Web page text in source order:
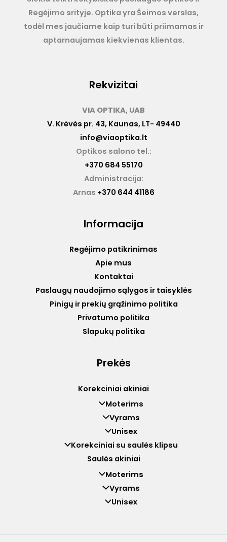
Regėjimo srityje. Optika yra Šeimos verslas,
todėl mes jaučiame kaip turi būti priimamas ir
aptarnaujamas kiekvienas klientas.
Rekvizitai
VIA OPTIKA, UAB
V. Krėvės pr. 43, Kaunas, LT- 49440
info@viaoptika.lt
Optikos salono tel.:
+370 684 55170
Administracija:
Arnas +370 644 41186
Informacija
Regėjimo patikrinimas
Apie mus
Kontaktai
Paslaugų naudojimo sąlygos ir taisyklės
Pinigų ir prekių grąžinimo politika
Privatumo politika
Slapukų politika
Prekės
Korekciniai akiniai
Moterims
Vyrams
Unisex
Korekciniai su saulės klipsu
Saulės akiniai
Moterims
Vyrams
Unisex